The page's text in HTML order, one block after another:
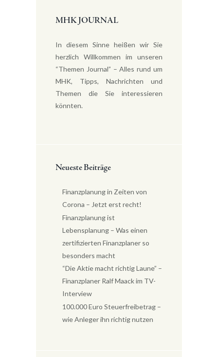
MHK JOURNAL
In diesem Sinne heißen wir Sie
herzlich Willkommen im unseren
“Themen Journal” – Alles rund um
MHK, Tipps, Nachrichten und
Themen die Sie interessieren
könnten.
Neueste Beiträge
Finanzplanung in Zeiten von
Corona – Jetzt erst recht!
Finanzplanung ist
Lebensplanung – Was einen
zertifizierten Finanzplaner so
besonders macht
“Die Aktie macht richtig Laune” –
Finanzplaner Ralf Maack im TV-
Interview
100.000 Euro Steuerfreibetrag –
wie Anleger ihn richtig nutzen